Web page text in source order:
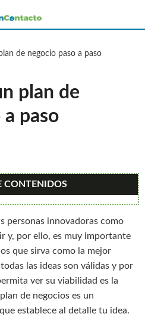
de negocio paso a paso
plan de
paso
CONTENIDOS
personas innovadoras como
y, por ello, es muy importante
que sirva como la mejor
las ideas son válidas y por
ver su viabilidad es la
de negocios es un
establece al detalle tu idea.